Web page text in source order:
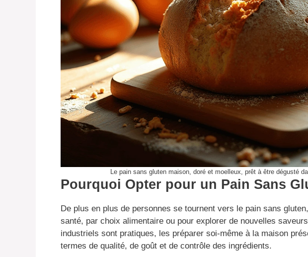
Le pain sans gluten maison, doré et moelleux, prêt à être dégusté
Pourquoi Opter pour un Pain Sans
De plus en plus de personnes se tournent vers le pain sans
santé, par choix alimentaire ou pour explorer de nouvelles
industriels sont pratiques, les préparer soi-même à la maison
termes de qualité, de goût et de contrôle des ingrédients.